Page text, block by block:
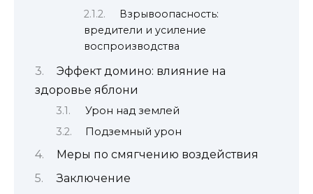
Взрывоопасность:
вредители и усиление
воспроизводства
Эффект домино: влияние на
здоровье яблони
Урон над землей
Подземный урон
Меры по смягчению воздействия
Заключение